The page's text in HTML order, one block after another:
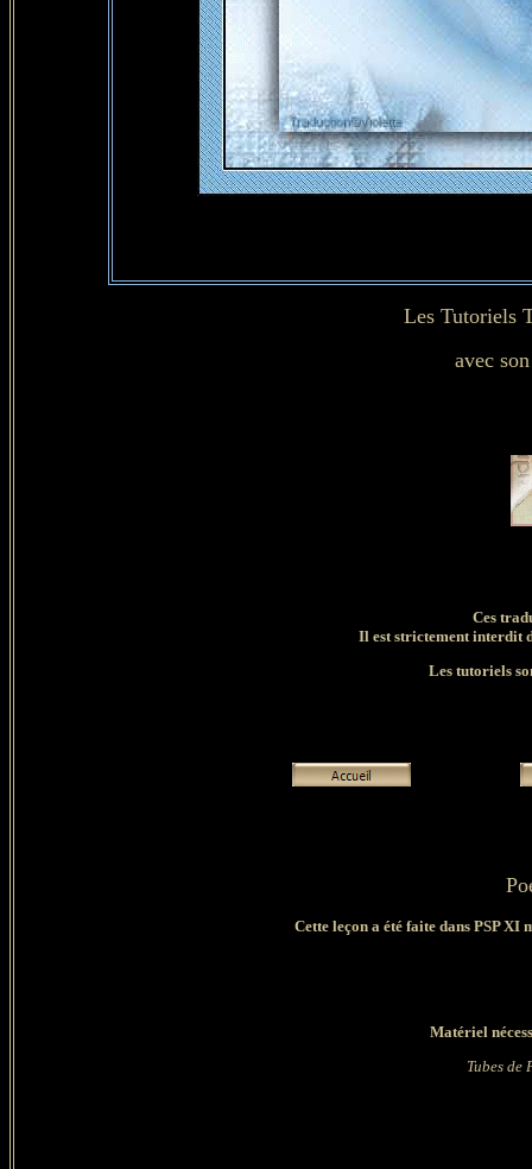
Les Tutoriels
avec
Ces
Il est strictement interdit
Les tutoriels
Cette leçon a été faite dans PSP XI
Matériel
Tubes